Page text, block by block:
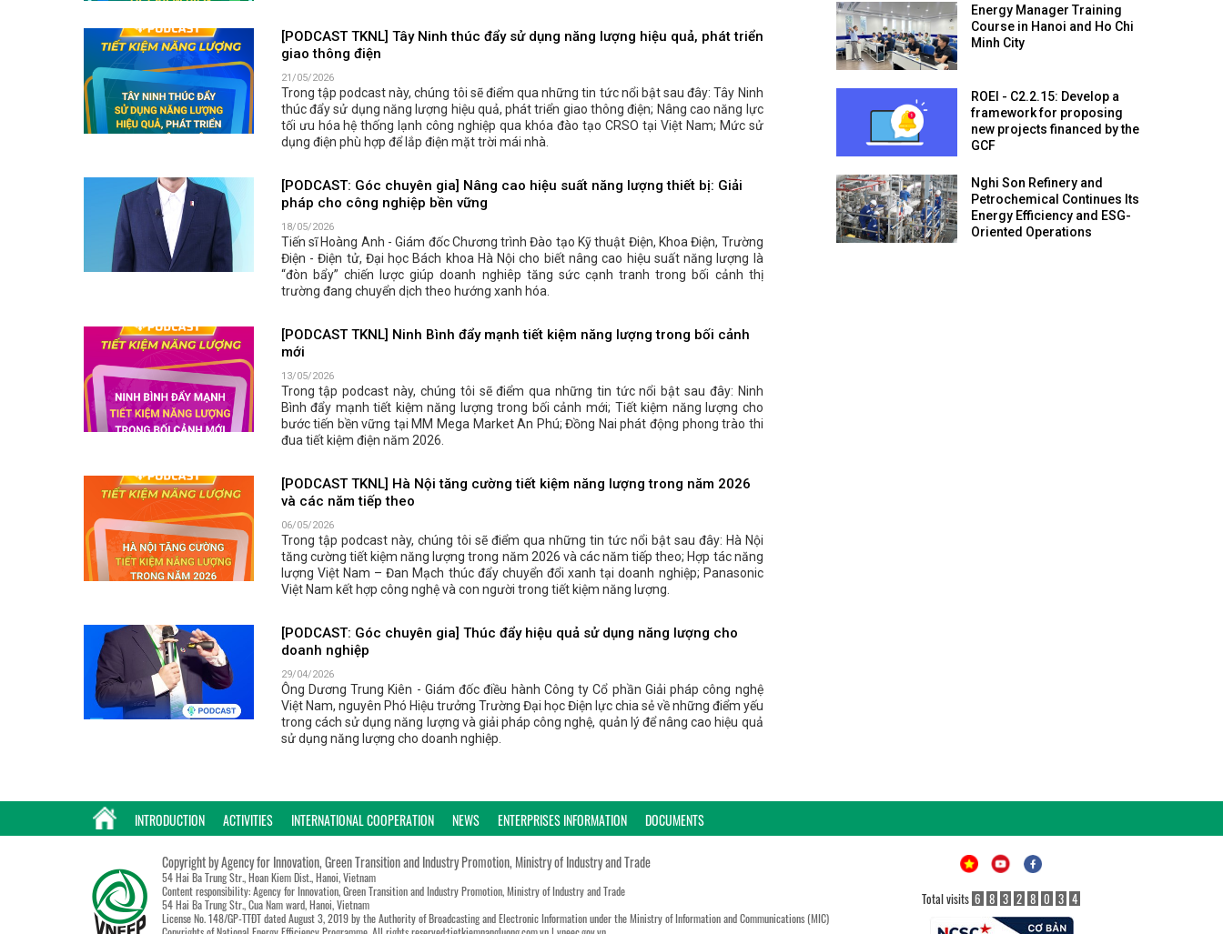
[PODCAST TKNL] Tây Ninh thúc đẩy sử dụng năng lượng hiệu quả, phát triển
giao thông điện
21/05/2026
Trong tập podcast này, chúng tôi sẽ điểm qua những tin tức nổi bật sau đây: Tây Ninh
thúc đẩy sử dụng năng lượng hiệu quả, phát triển giao thông điện; Nâng cao năng lực
tối ưu hóa hệ thống lạnh công nghiệp qua khóa đào tạo CRSO tại Việt Nam; Mức sử
dụng điện phù hợp để lắp điện mặt trời mái nhà.
[PODCAST: Góc chuyên gia] Nâng cao hiệu suất năng lượng thiết bị: Giải
pháp cho công nghiệp bền vững
18/05/2026
Tiến sĩ Hoàng Anh - Giám đốc Chương trình Đào tạo Kỹ thuật Điện, Khoa Điện, Trường
Điện - Điện tử, Đại học Bách khoa Hà Nội cho biết nâng cao hiệu suất năng lượng là
“đòn bẩy” chiến lược giúp doanh nghiêp tăng sức cạnh tranh trong bối cảnh thị
trường đang chuyển dịch theo hướng xanh hóa.
[PODCAST TKNL] Ninh Bình đẩy mạnh tiết kiệm năng lượng trong bối cảnh
mới
13/05/2026
Trong tập podcast này, chúng tôi sẽ điểm qua những tin tức nổi bật sau đây: Ninh
Bình đẩy mạnh tiết kiệm năng lượng trong bối cảnh mới; Tiết kiệm năng lượng cho
bước tiến bền vững tại MM Mega Market An Phú; Đồng Nai phát động phong trào thi
đua tiết kiệm điện năm 2026.
[PODCAST TKNL] Hà Nội tăng cường tiết kiệm năng lượng trong năm 2026
và các năm tiếp theo
06/05/2026
Trong tập podcast này, chúng tôi sẽ điểm qua những tin tức nổi bật sau đây: Hà Nội
tăng cường tiết kiệm năng lượng trong năm 2026 và các năm tiếp theo; Hợp tác năng
lượng Việt Nam – Đan Mạch thúc đẩy chuyển đổi xanh tại doanh nghiệp; Panasonic
Việt Nam kết hợp công nghệ và con người trong tiết kiệm năng lượng.
[PODCAST: Góc chuyên gia] Thúc đẩy hiệu quả sử dụng năng lượng cho
doanh nghiệp
29/04/2026
Ông Dương Trung Kiên - Giám đốc điều hành Công ty Cổ phần Giải pháp công nghệ
Việt Nam, nguyên Phó Hiệu trưởng Trường Đại học Điện lực chia sẻ về những điểm yếu
trong cách sử dụng năng lượng và giải pháp công nghệ, quản lý để nâng cao hiệu quả
sử dụng năng lượng cho doanh nghiệp.
Energy Manager Training
Course in Hanoi and Ho Chi
Minh City
ROEI - C2.2.15: Develop a
framework for proposing
new projects financed by the
GCF
Nghi Son Refinery and
Petrochemical Continues Its
Energy Efficiency and ESG-
Oriented Operations
INTRODUCTION ACTIVITIES INTERNATIONAL COOPERATION NEWS ENTERPRISES INFORMATION DOCUMENTS
Copyright by Agency for Innovation, Green Transition and Industry Promotion, Ministry of Industry and Trade
54 Hai Ba Trung Str., Hoan Kiem Dist., Hanoi, Vietnam
Content responsibility: Agency for Innovation, Green Transition and Industry Promotion, Ministry of Industry and Trade
54 Hai Ba Trung Str., Cua Nam ward, Hanoi, Vietnam
License No. 148/GP-TTĐT dated August 3, 2019 by the Authority of Broadcasting and Electronic Information under the Ministry of Information and Communications (MIC)
Total visits 6 8 3 2 8 0 3 4